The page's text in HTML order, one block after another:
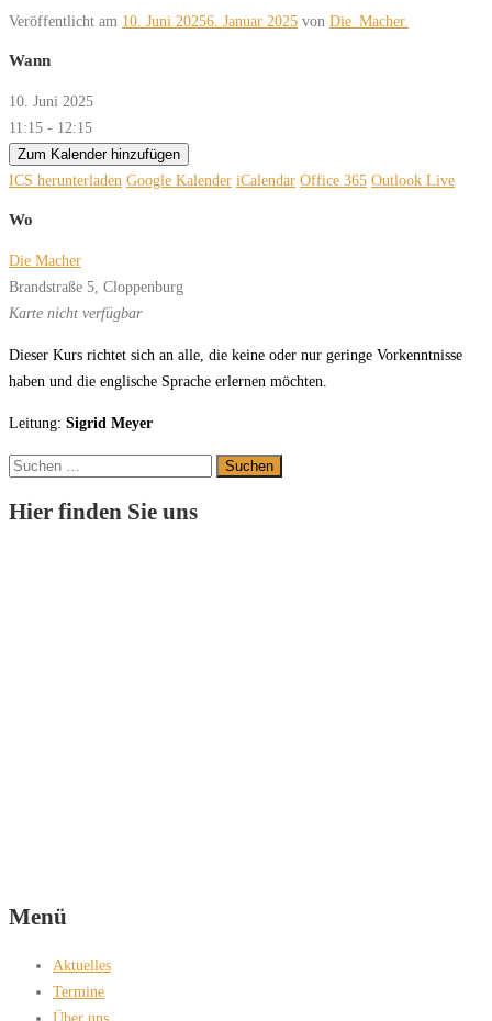
Veröffentlicht am 10. Juni 20256. Januar 2025 von Die_Macher.
Wann
10. Juni 2025
11:15 - 12:15
Zum Kalender hinzufügen
ICS herunterladen Google Kalender iCalendar Office 365 Outlook Live
Wo
Die Macher
Brandstraße 5, Cloppenburg
Karte nicht verfügbar
Dieser Kurs richtet sich an alle, die keine oder nur geringe Vorkenntnisse
haben und die englische Sprache erlernen möchten.
Leitung: Sigrid Meyer
Suchen
Hier finden Sie uns
Menü
Aktuelles
Termine
Über uns